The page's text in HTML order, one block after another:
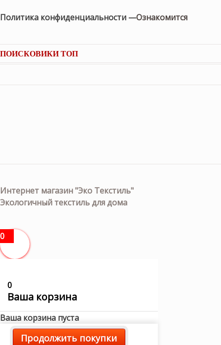
Политика конфиденциальности —Ознакомится
ПОИСКОВИКИ ТОП
Интернет магазин "Эко Текстиль"
Экологичный текстиль для дома
0
0
Ваша корзина
Ваша корзина пуста
Продолжить покупки